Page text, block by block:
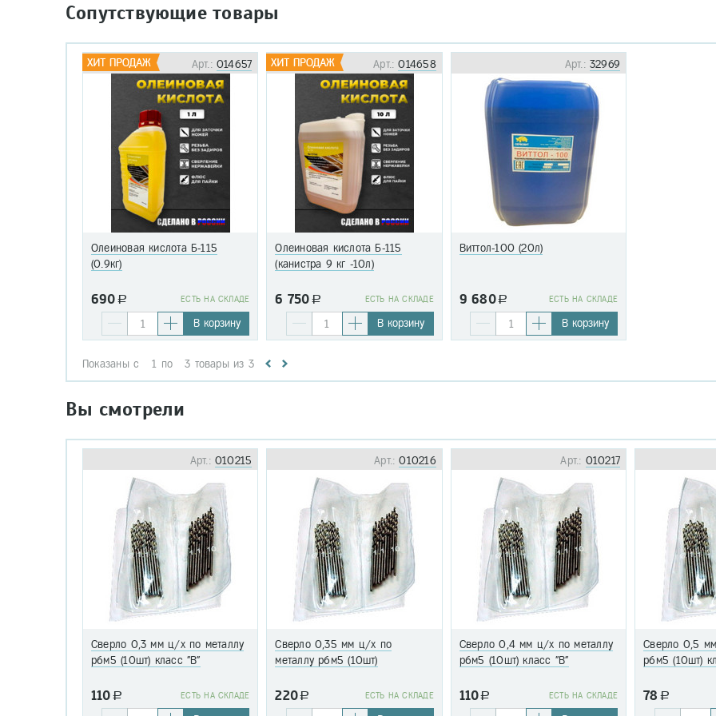
Сопутствующие товары
Арт.:014657
Олеиновая кислота Б-115
(0.9кг)
690 a EСТЬ НА СКЛАДЕ
В корзину
Арт.:014658
Олеиновая кислота Б-115
(канистра 9 кг -10л)
6 750 a EСТЬ НА СКЛАДЕ
В корзину
Арт.:32969
Виттол-100 (20л)
9 680a EСТЬ НА СКЛАДЕ
В корзину
Показаны с 1 по 3 товары из 3
Вы смотрели
Арт.:010215
Сверло 0,3 мм ц/х по металлу
р6м5 (10шт) класс "В"
110 a EСТЬ НА СКЛАДЕ
Арт.:010216
Сверло 0,35 мм ц/х по
металлу р6м5 (10шт)
220a EСТЬ НА СКЛАДЕ
Арт.: 010217
Сверло 0,4 мм ц/х по металлу
р6м5 (10шт) класс "В"
110a EСТЬ НА СКЛАДЕ
Сверло 0,5
р6м5 (10шт)
78 a